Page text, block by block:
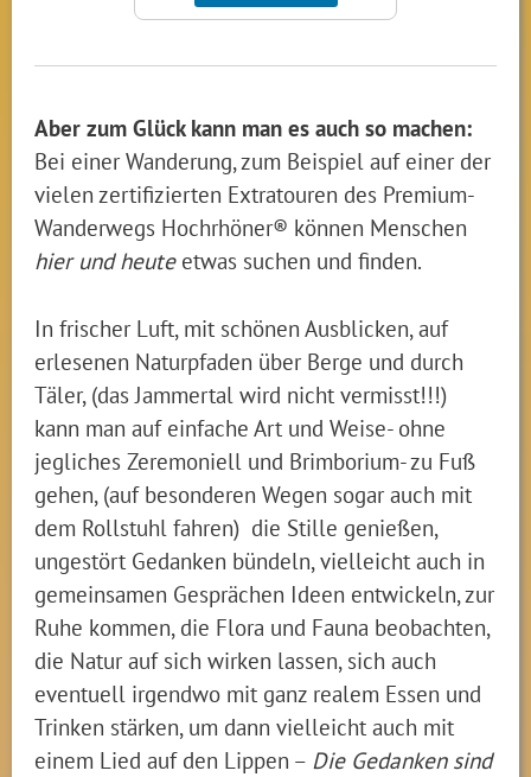
Aber zum Glück kann man es auch so machen:
Bei einer Wanderung, zum Beispiel auf einer der
vielen zertifizierten Extratouren des Premium-
Wanderwegs Hochrhöner® können Menschen
hier und heuteetwas suchen und finden.
In frischer Luft, mit schönen Ausblicken, auf
erlesenen Naturpfaden über Berge und durch
Täler, (das Jammertal wird nicht vermisst!!!)
kann man auf einfache Art und Weise- ohne
jegliches Zeremoniell und Brimborium- zu Fuß
gehen, (auf besonderen Wegen sogar auch mit
dem Rollstuhl fahren) die Stille genießen,
ungestört Gedanken bündeln, vielleicht auch in
gemeinsamen Gesprächen Ideen entwickeln, zur
Ruhe kommen, die Flora und Fauna beobachten,
die Natur auf sich wirken lassen, sich auch
eventuell irgendwo mit ganz realem Essen und
Trinken stärken, um dann vielleicht auch mit
einem Lied auf den Lippen – Die Gedanken sind